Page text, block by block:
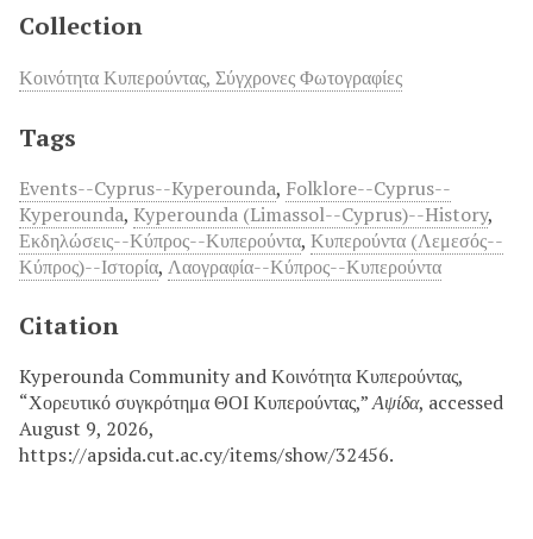
Collection
Κοινότητα Κυπερούντας, Σύγχρονες Φωτογραφίες
Tags
Events--Cyprus--Kyperounda, Folklore--Cyprus--
Kyperounda, Kyperounda (Limassol--Cyprus)--History,
Εκδηλώσεις--Κύπρος--Κυπερούντα, Κυπερούντα (Λεμεσός--
Κύπρος)--Ιστορία, Λαογραφία--Κύπρος--Κυπερούντα
Citation
Kyperounda Community and Κοινότητα Κυπερούντας,
“Χορευτικό συγκρότημα ΘΟΙ Κυπερούντας,”Αψίδα, accessed
August 9, 2026,
https://apsida.cut.ac.cy/items/show/32456.